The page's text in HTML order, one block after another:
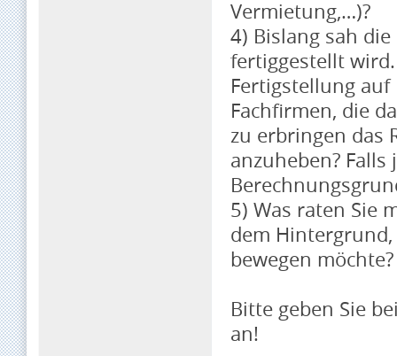
Vermietung,…)?
4) Bislang sah
fertiggestellt
Fertigstellung
Fachfirmen, die
zu erbringen das
anzuheben?
5) Was raten Sie
dem
bewegen möchte?
Bitte geben Sie
an!